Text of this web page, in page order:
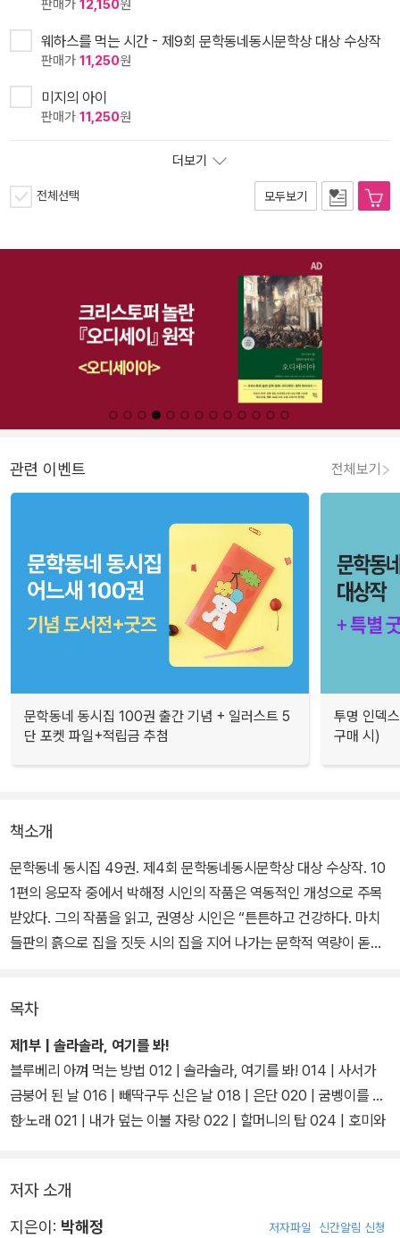
판매가 12,150원
웨하스를 먹는 시간 - 제9회 문학동네동시문학상 대상 수상작
판매가 11,250원
미지의 아이
판매가 11,250원
더보기
전체선택 모두보기
관련 이벤트 전체보기
문학동네 동시집 100권 출간 기념 + 일러스트 5
단 포켓 파일+적립금 추첨
투명 인덱
구매 시)
책소개
문학동네 동시집 49권. 제4회 문학동네동시문학상 대상 수상작. 10
1편의 응모작 중에서 박해정 시인의 작품은 역동적인 개성으로 주목
받았다. 그의 작품을 읽고, 권영상 시인은 “튼튼하고 건강하다. 마치
들판의 흙으로 집을 짓듯 시의 집을 지어 나가는 문학적 역량이 돋보
성, 비판의식과 해학성이 독자를 즐겁게 만든다.”며 호평했다.
이안 시인은 “사회 현실을 동시 내부로 이렇듯 깊숙이, 재미있게 끌어
들인 경우는 일찍이 없었다. 풍자와 해학, 알레고리를 핵심으로 하는
창작 방법은 일대 도약 후 안정기에 접어든 우리 동시에 신선한 자극
갈 가능성이 있다고 보고 박해정 시인에게 제4회 문학동네동시문학
상 대상을 수여했다.
목차
제1부 | 솔라솔라, 여기를 봐!
블루베리 아껴 먹는 방법 012 | 솔라솔라, 여기를 봐! 014 | 사서가
금붕어 된 날 016 | 빼딱구두 신은 날 018 | 은단 020 | 굼벵이를 위
한 노래 021 | 내가 덮는 이불 자랑 022 | 할머니의 탑 024 | 호미와
제2부 | 달 토끼를 보았다면 묵인 개도 보았을 테지
저자 소개
지은이: 박해정 저자파일 신간알림 신청